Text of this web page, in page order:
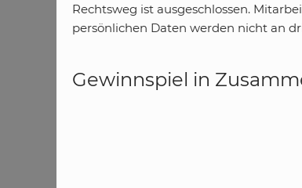
Rechtsweg ist ausgeschlossen.
persönlichen Daten werden nicht an
Gewinnspiel in